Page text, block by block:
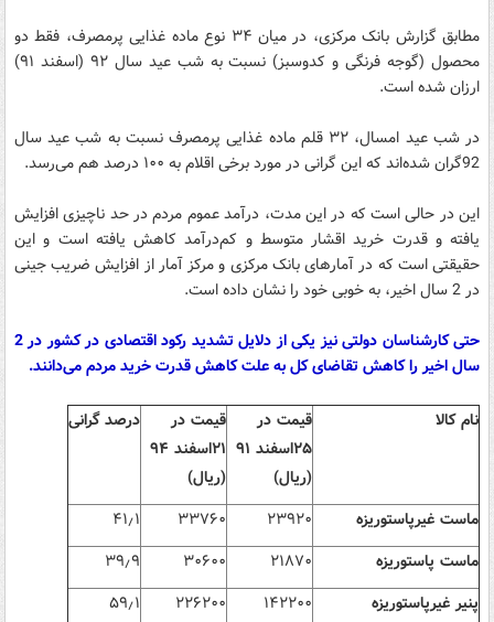
مطابق گزارش بانک مرکزی، در میان ۳۴ نوع ماده غذایی پرمصرف، فقط دو
محصول (گوجه فرنگی و کدوسبز) نسبت به شب عید سال ۹۲ (اسفند ۹۱)
ارزان شده است.
در شب عید امسال، ۳۲ قلم ماده غذایی پرمصرف نسبت به شب عید سال
92گران شده‌اند که این گرانی در مورد برخی اقلام به ۱۰۰ درصد هم می‌رسد.
این در حالی است که در این مدت، درآمد عموم مردم در حد ناچیزی افزایش
یافته و قدرت خرید اقشار متوسط و کم‌درآمد کاهش یافته است و این
حقیقتی است که در آمارهای بانک مرکزی و مرکز آمار از افزایش ضریب جینی
در 2 سال اخیر، به خوبی خود را نشان داده است.
حتی کارشناسان دولتی نیز یکی از دلایل تشدید رکود اقتصادی در کشور در 2
سال اخیر را کاهش تقاضای کل به علت کاهش قدرت خرید مردم می‌دانند.
نام كالا
قیمت در
۲۵اسفند ۹۱
(ریال)
قیمت در
۲۱اسفند ۹۴
(ریال)
درصد گرانی
ماست غیرپاستوریزه ۲۳۹۲۰ ۳۳۷۶۰ ۴۱٫۱
ماست پاستوریزه
۲۱۸۷۰ ۳۰۶۰۰ ۳۹٫۹
پنیر غیرپاستوریزه
۱۴۲۲۰۰ ۲۲۶۲۰۰ ۵۹٫۱